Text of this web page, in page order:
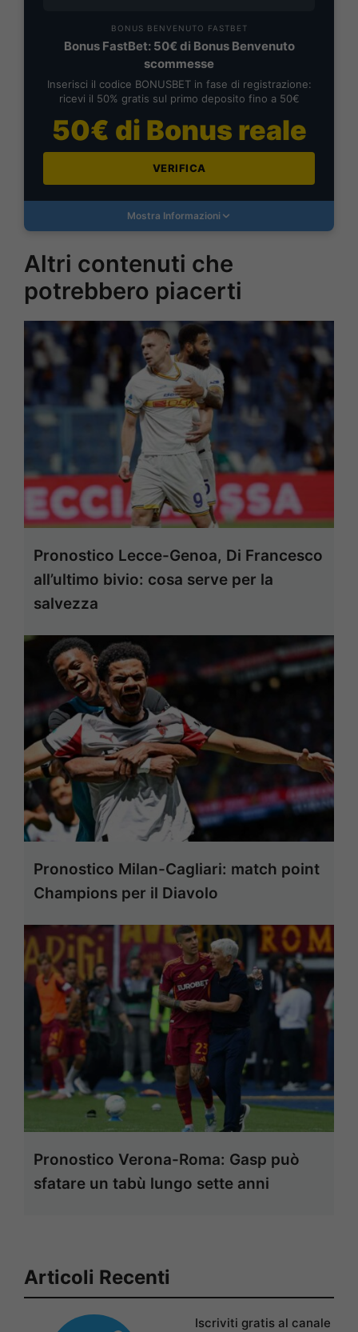
BONUS BENVENUTO FASTBET
Bonus FastBet: 50€ di Bonus Benvenuto
scommesse
Inserisci il codice BONUSBET in fase di registrazione:
ricevi il 50% gratis sul primo deposito fino a 50€
50€ di Bonus reale
VERIFICA
Mostra Informazioni
Altri contenuti che
potrebbero piacerti
Pronostico Lecce-Genoa, Di Francesco
all’ultimo bivio: cosa serve per la
salvezza
Pronostico Milan-Cagliari: match point
Champions per il Diavolo
Pronostico Verona-Roma: Gasp può
sfatare un tabù lungo sette anni
Articoli Recenti
Iscriviti gratis al canale